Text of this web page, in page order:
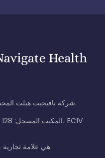
شركة نافيجيت هيلث المحدودة. جميع الحقوق محفوظة.
Patient هي علامة تجارية مسجلة في المملكة المتحدة.